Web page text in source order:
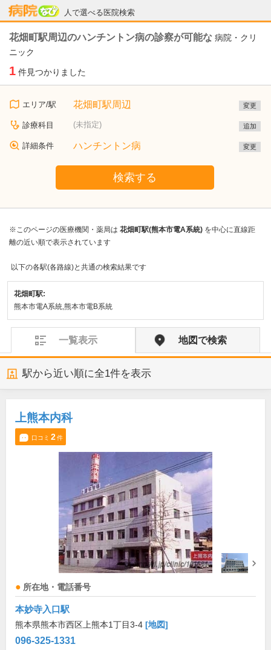
人で選べる医院検索
病院なび
花畑町駅周辺のハンチントン病の診察が可能な 病院・クリ
ニック
1 件見つかりました
エリア/駅 花畑町駅周辺 変更
診療科目 (未指定) 追加
詳細条件 ハンチントン病 変更
検索する
※このページの医療機関・薬局は 花畑町駅(熊本市電A系統) を中心に直線距
離の近い順で表示されています
以下の各駅(各路線)と共通の検索結果です
花畑町駅:
熊本市電A系統,熊本市電B系統
一覧表示 地図で検索
駅から近い順に全1件を表示
上熊本内科
口コミ 2件
所在地・電話番号
本妙寺入口駅
熊本県熊本市西区上熊本1丁目3-4 [地図]
096-325-1331